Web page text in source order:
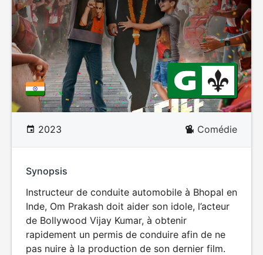
2023 Comédie
Synopsis
Instructeur de conduite automobile à Bhopal en
Inde, Om Prakash doit aider son idole, l’acteur
de Bollywood Vijay Kumar, à obtenir
rapidement un permis de conduire afin de ne
pas nuire à la production de son dernier film.